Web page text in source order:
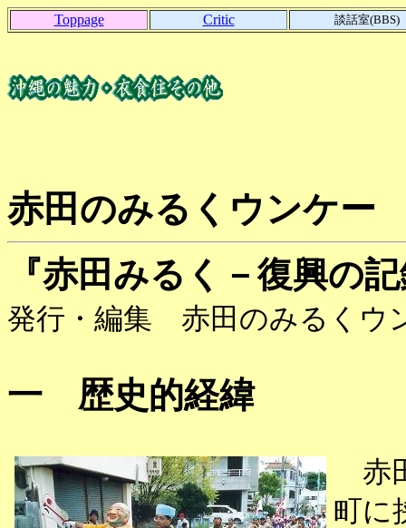
Toppage Critic 談話室(BBS)
赤田のみるくウンケー
『赤田みるく－復興の
発行・編集 赤田のみるくウ
一 歴史的経緯
赤
町に